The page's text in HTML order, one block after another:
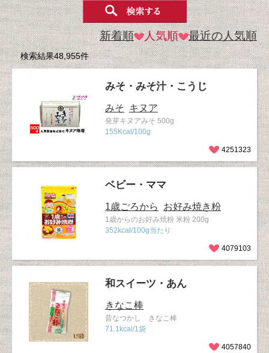
新着順 人気順 最近の人気順
検索結果48,955件
みそ・みそ汁・こうじ
みそ キヌア
発芽キヌアみそ 500g
155Kcal/100g
4251323
ベビー・ママ
1歳ごろから お好み焼き粉
1歳からのお好み焼粉 米粉 200g
352kcal/100g当たり
4079103
和スイーツ・あん
きなこ棒
昔なつかし きなこ棒
71.1kcal/1袋
4057840